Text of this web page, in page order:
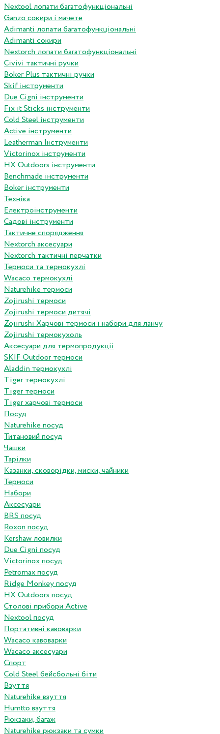
Nextool лопати багатофункціональні
Ganzo сокири і мачете
Adimanti лопати багатофункціональні
Adimanti сокири
Nextorch лопати багатофункціональні
Сivivi тактичні ручки
Boker Plus тактичні ручки
Skif інструменти
Due Cigni інструменти
Fix it Sticks інструменти
Сold Steel інструменти
Active інструменти
Leatherman Інструменти
Victorinox інструменти
HX Outdoors інструменти
Benchmade інструменти
Boker інструменти
Техніка
Електроінструменти
Садові інструменти
Тактичне спорядження
Nextorch аксесуари
Nextorch тактичні перчатки
Термоси та термокухлі
Wacaco термокухлі
Naturehike термоси
Zojirushi термоси
Zojirushi термоси дитячі
Zojirushi Харчові термоси і набори для ланчу
Zojirushi термокухоль
Аксесуари для термопродукціі
SKIF Outdoor термоси
Aladdin термокухлі
Tiger термокухлі
Tiger термоси
Tiger харчові термоси
Посуд
Naturehike посуд
Титановий посуд
Чашки
Тарілки
Казанки, сковорідки, миски, чайники
Термоси
Набори
Аксесуари
BRS посуд
Roxon посуд
Kershaw ловилки
Due Cigni посуд
Victorinox посуд
Petromax посуд
Ridge Monkey посуд
HX Outdoors посуд
Столові прибори Active
Nextool посуд
Портативні кавоварки
Wacaco кавоварки
Wacaco аксесуари
Спорт
Cold Steel бейсбольні біти
Взуття
Naturehike взуття
Humtto взуття
Рюкзаки, багаж
Naturehike рюкзаки та сумки